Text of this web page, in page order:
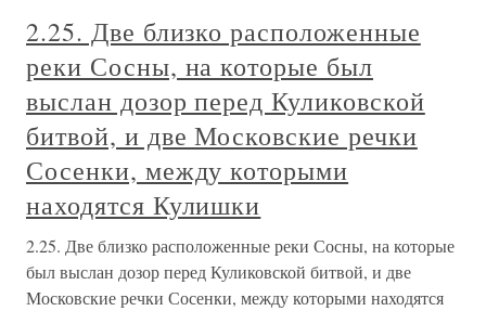
2.25. Две близко расположенные
реки Сосны, на которые был
выслан дозор перед Куликовской
битвой, и две Московские речки
Сосенки, между которыми
находятся Кулишки
2.25. Две близко расположенные реки Сосны, на которые
был выслан дозор перед Куликовской битвой, и две
Московские речки Сосенки, между которыми находятся